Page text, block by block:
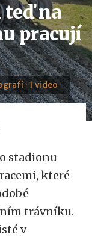
na
pracují
· 1 video
stadionu
které
trávníku.
v